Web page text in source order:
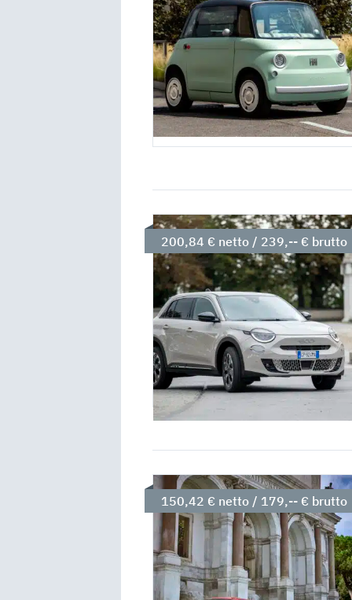
200,84 € netto / 239,-- € brutto
150,42 € netto / 179,-- € brutto